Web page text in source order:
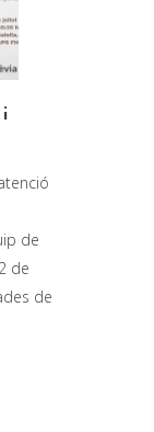
i
de
de
de